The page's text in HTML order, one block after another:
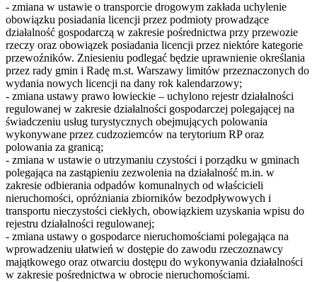
- zmiana w ustawie o transporcie drogowym zakłada uchylenie
obowiązku posiadania licencji przez podmioty prowadzące
działalność gospodarczą w zakresie pośrednictwa przy przewozie
rzeczy oraz obowiązek posiadania licencji przez niektóre kategorie
przewoźników. Zniesieniu podlegać będzie uprawnienie określania
przez rady gmin i Radę m.st. Warszawy limitów przeznaczonych do
wydania nowych licencji na dany rok kalendarzowy;
- zmiana ustawy prawo łowieckie – uchylono rejestr działalności
regulowanej w zakresie działalności gospodarczej polegającej na
świadczeniu usług turystycznych obejmujących polowania
wykonywane przez cudzoziemców na terytorium RP oraz
polowania za granicą;
- zmiana w ustawie o utrzymaniu czystości i porządku w gminach
polegająca na zastąpieniu zezwolenia na działalność m.in. w
zakresie odbierania odpadów komunalnych od właścicieli
nieruchomości, opróżniania zbiorników bezodpływowych i
transportu nieczystości ciekłych, obowiązkiem uzyskania wpisu do
rejestru działalności regulowanej;
- zmiana ustawy o gospodarce nieruchomościami polegająca na
wprowadzeniu ułatwień w dostępie do zawodu rzeczoznawcy
majątkowego oraz otwarciu dostępu do wykonywania działalności
w zakresie pośrednictwa w obrocie nieruchomościami.